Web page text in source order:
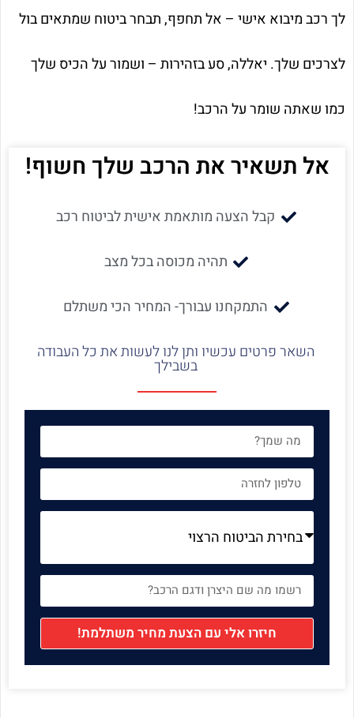
לך רכב מיבוא אישי – אל תחפף, תבחר ביטוח שמתאים בול
לצרכים שלך. יאללה, סע בזהירות – ושמור על הכיס שלך
כמו שאתה שומר על הרכב!
אל תשאיר את הרכב שלך חשוף!
קבל הצעה מותאמת אישית לביטוח רכב
תהיה מכוסה בכל מצב
התמקחנו עבורך- המחיר הכי משתלם
השאר פרטים עכשיו ותן לנו לעשות את כל העבודה
בשבילך
חיזרו אלי עם הצעת מחיר משתלמת!